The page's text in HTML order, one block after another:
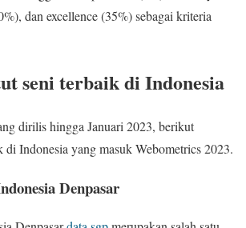
dan excellence (35%) sebagai kriteria
seni terbaik di Indonesia
dirilis hingga Januari 2023, berikut
di Indonesia yang masuk Webometrics 2023.
Denpasar